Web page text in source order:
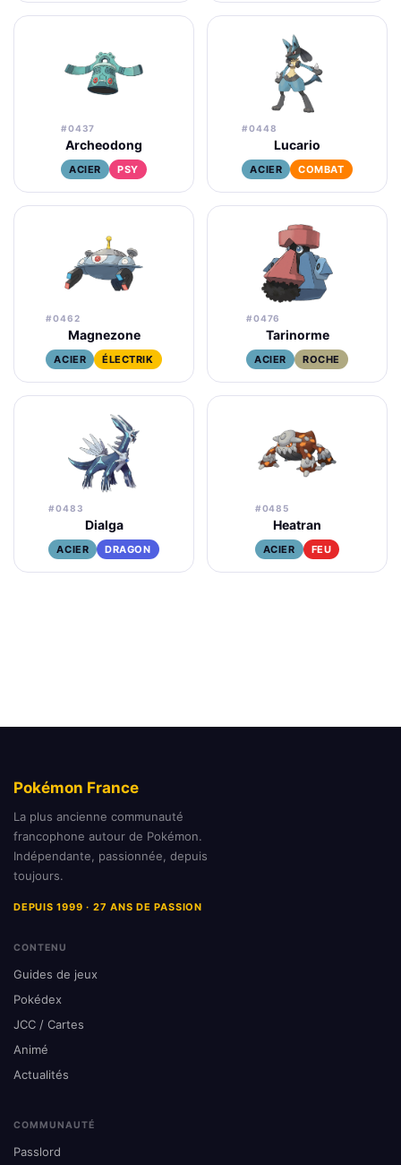
#0437
Archeodong
ACIER PSY
#0448
Lucario
ACIER COMBAT
#0462
Magnezone
ACIER ÉLECTRIK
#0476
Tarinorme
ACIER ROCHE
#0483
Dialga
ACIER DRAGON
#0485
Heatran
ACIER FEU
Pokémon France
La plus ancienne communauté
francophone autour de Pokémon.
Indépendante, passionnée, depuis
toujours.
DEPUIS 1999 · 27 ANS DE PASSION
CONTENU
Guides de jeux
Pokédex
JCC / Cartes
Animé
Actualités
COMMUNAUTÉ
Passlord